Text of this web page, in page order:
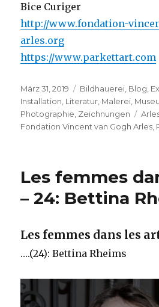
Bice Curiger
http://www.fondation-
arles.org
https://www.parkettart.com
Veröffentlicht
am
März 31, 2019 Kategorien
Bildhauerei, Blog,
Installation, Literatur, Malerei,
Photographie, Zeichnungen
Fondation Vincent van Gogh Arles,
Les femmes
– 24: Bettina
Les femmes dans les
….(24): Bettina Rheims